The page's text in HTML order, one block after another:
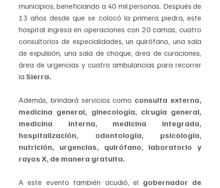
municipios, beneficiando a 40 mil personas. Después de
13 años desde que se colocó la primera piedra, este
hospital ingresa en operaciones con 20 camas, cuatro
consultorios de especialidades, un quirófano, una sala
de expulsión, una sala de choque, área de curaciones,
área de urgencias y cuatro ambulancias para recorrer
la Sierra.
Además, brindará servicios como consulta externa,
medicina general, ginecología, cirugía general,
medicina interna, medicina integrada,
hospitalización, odontología, psicología,
nutrición, urgencias, quirófano, laboratorio y
rayos X, de manera gratuita.
A este evento también acudió, el gobernador de